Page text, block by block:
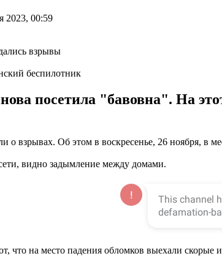
2023, 00:59
беспилотник
посетила "бавовна". На
о взрывах. Об этом в воскресенье, 26 ноября, в
видно задымление между домами.
что на место падения обломков выехали скорые